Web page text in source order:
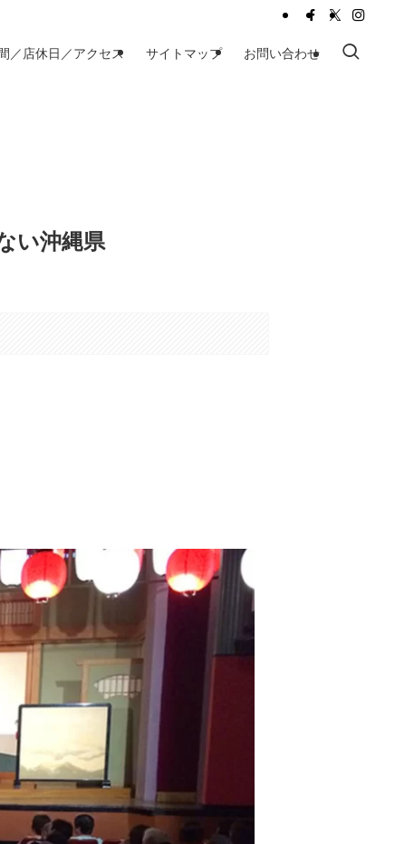
／店休日／アクセス サイトマップ お問い合わせ
い沖縄県